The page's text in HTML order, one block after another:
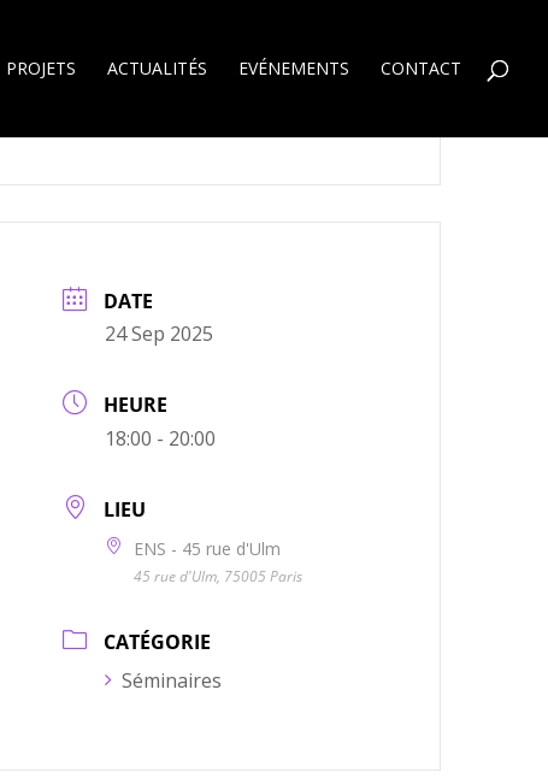
PROJETS ACTUALITÉS EVÉNEMENTS CONTACT
DATE
24 Sep 2025
HEURE
18:00 - 20:00
LIEU
ENS - 45 rue d'Ulm
45 rue d'Ulm, 75005 Paris
CATÉGORIE
Séminaires